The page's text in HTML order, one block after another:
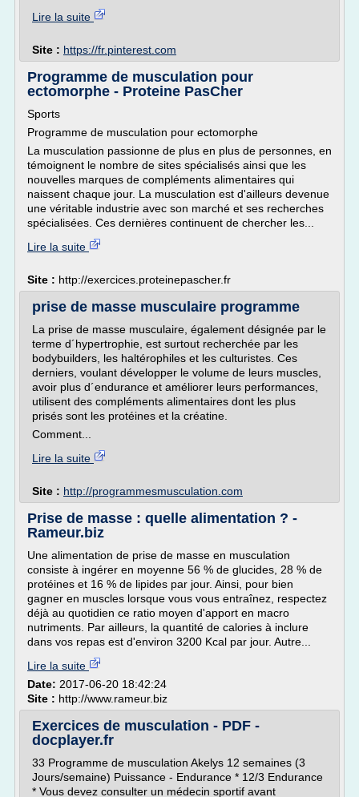
Lire la suite
Site : https://fr.pinterest.com
Programme de musculation pour
ectomorphe - Proteine PasCher
Sports
Programme de musculation pour ectomorphe
La musculation passionne de plus en plus de personnes, en
témoignent le nombre de sites spécialisés ainsi que les
nouvelles marques de compléments alimentaires qui
naissent chaque jour. La musculation est d'ailleurs devenue
une véritable industrie avec son marché et ses recherches
spécialisées. Ces dernières continuent de chercher les...
Lire la suite
Site : http://exercices.proteinepascher.fr
prise de masse musculaire programme
La prise de masse musculaire, également désignée par le
terme d´hypertrophie, est surtout recherchée par les
bodybuilders, les haltérophiles et les culturistes. Ces
derniers, voulant développer le volume de leurs muscles,
avoir plus d´endurance et améliorer leurs performances,
utilisent des compléments alimentaires dont les plus
prisés sont les protéines et la créatine.
Comment...
Lire la suite
Site : http://programmesmusculation.com
Prise de masse : quelle alimentation ? -
Rameur.biz
Une alimentation de prise de masse en musculation
consiste à ingérer en moyenne 56 % de glucides, 28 % de
protéines et 16 % de lipides par jour. Ainsi, pour bien
gagner en muscles lorsque vous vous entraînez, respectez
déjà au quotidien ce ratio moyen d'apport en macro
nutriments. Par ailleurs, la quantité de calories à inclure
dans vos repas est d'environ 3200 Kcal par jour. Autre...
Lire la suite
Date: 2017-06-20 18:42:24
Site : http://www.rameur.biz
Exercices de musculation - PDF -
docplayer.fr
33 Programme de musculation Akelys 12 semaines (3
Jours/semaine) Puissance - Endurance * 12/3 Endurance
* Vous devez consulter un médecin sportif avant